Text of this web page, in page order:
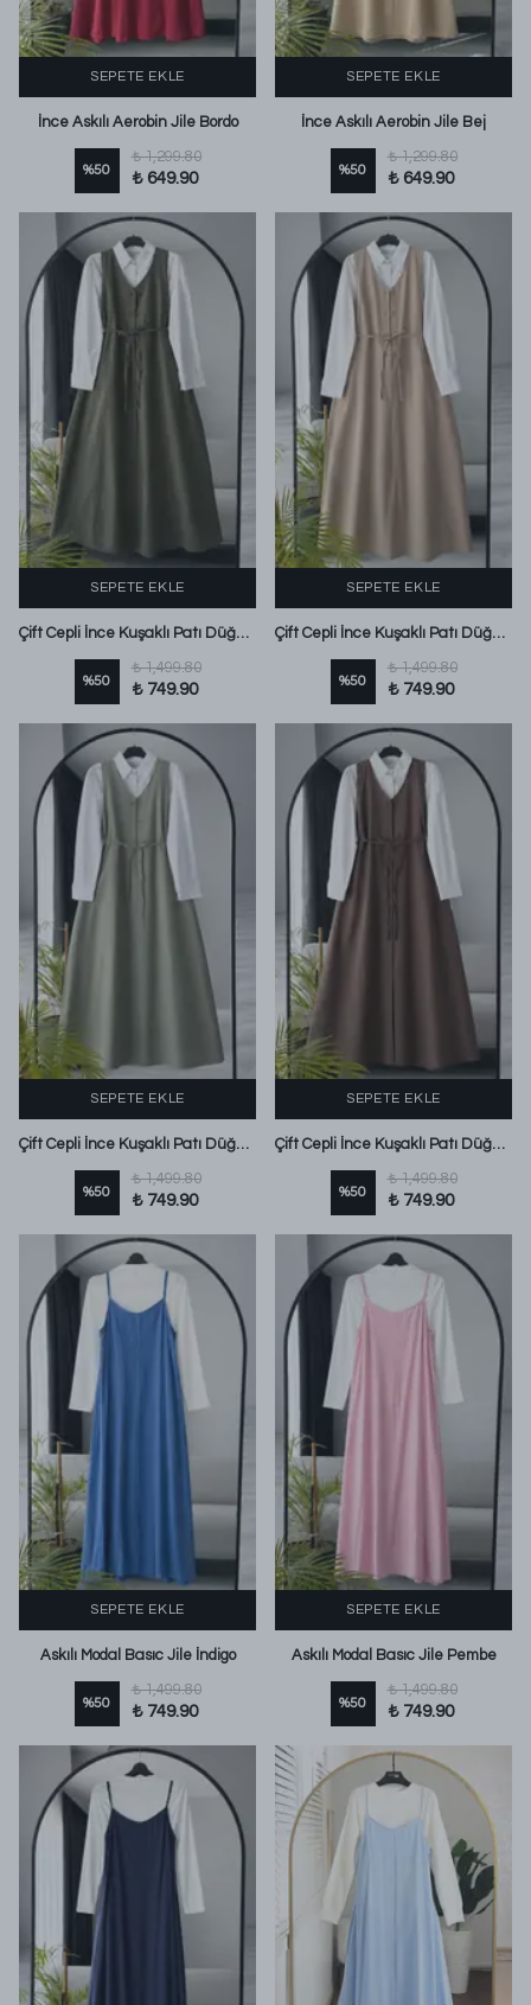
SEPETE EKLE
İnce Askılı Aerobin Jile Bordo
%50
₺ 1,299.80
₺ 649.90
SEPETE EKLE
İnce Askılı Aerobin Jile Bej
%50
₺ 1,299.80
₺ 649.90
SEPETE EKLE
Çift Cepli İnce Kuşaklı Patı Düğmeli Poplin Jile Koyu Haki
%50
₺ 1,499.80
₺ 749.90
SEPETE EKLE
Çift Cepli İnce Kuşaklı Patı Düğmeli Poplin Jile Açık Bej
%50
₺ 1,499.80
₺ 749.90
SEPETE EKLE
Çift Cepli İnce Kuşaklı Patı Düğmeli Poplin Jile Adaçayı
%50
₺ 1,499.80
₺ 749.90
SEPETE EKLE
Çift Cepli İnce Kuşaklı Patı Düğmeli Poplin Jile Kahve
%50
₺ 1,499.80
₺ 749.90
SEPETE EKLE
Askılı Modal Basıc Jile İndigo
%50
₺ 1,499.80
₺ 749.90
SEPETE EKLE
Askılı Modal Basıc Jile Pembe
%50
₺ 1,499.80
₺ 749.90